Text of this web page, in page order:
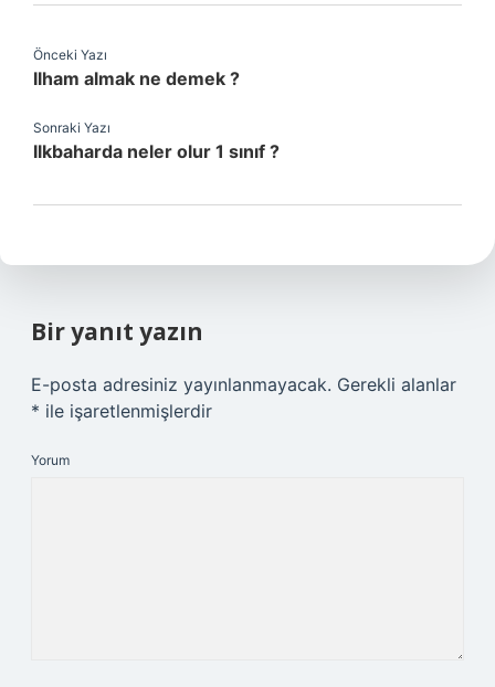
Önceki Yazı
Ilham almak ne demek ?
Sonraki Yazı
Ilkbaharda neler olur 1 sınıf ?
Bir yanıt yazın
E-posta adresiniz yayınlanmayacak. Gerekli alanlar
* ile işaretlenmişlerdir
Yorum